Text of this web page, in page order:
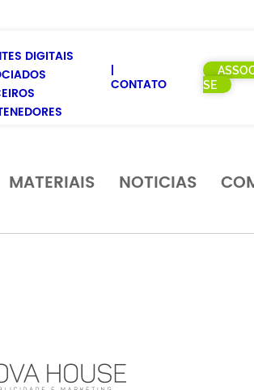
DIGITAIS
CONTATO
SE
MATERIAIS NOTICIAS